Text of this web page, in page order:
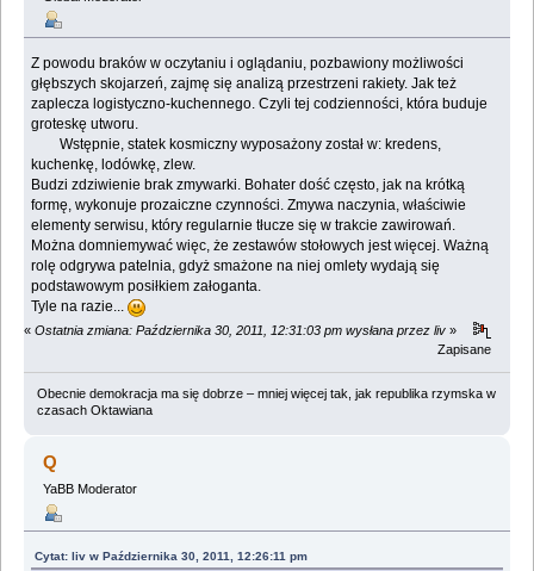
Z powodu braków w oczytaniu i oglądaniu, pozbawiony możliwości
głębszych skojarzeń, zajmę się analizą przestrzeni rakiety. Jak też
zaplecza logistyczno-kuchennego. Czyli tej codzienności, która buduje
groteskę utworu.
Wstępnie, statek kosmiczny wyposażony został w: kredens,
kuchenkę, lodówkę, zlew.
Budzi zdziwienie brak zmywarki. Bohater dość często, jak na krótką
formę, wykonuje prozaiczne czynności. Zmywa naczynia, właściwie
elementy serwisu, który regularnie tłucze się w trakcie zawirowań.
Można domniemywać więc, że zestawów stołowych jest więcej. Ważną
rolę odgrywa patelnia, gdyż smażone na niej omlety wydają się
podstawowym posiłkiem załoganta.
Tyle na razie...
« Ostatnia zmiana: Października 30, 2011, 12:31:03 pm wysłana przez liv »
Zapisane
Obecnie demokracja ma się dobrze – mniej więcej tak, jak republika rzymska w
czasach Oktawiana
Q
YaBB Moderator
Cytat: liv w Października 30, 2011, 12:26:11 pm